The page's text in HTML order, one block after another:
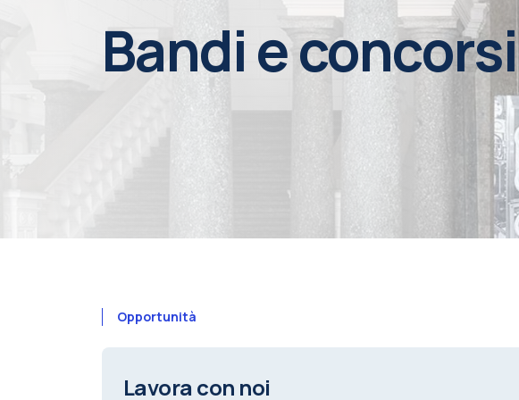
Bandi e concorsi
Opportunità
Lavora con noi